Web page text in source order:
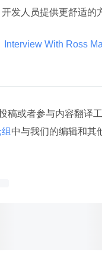
发人员提供更舒适的
Interview With Ross
稿或者参与内容翻译
中与我们的编辑和其